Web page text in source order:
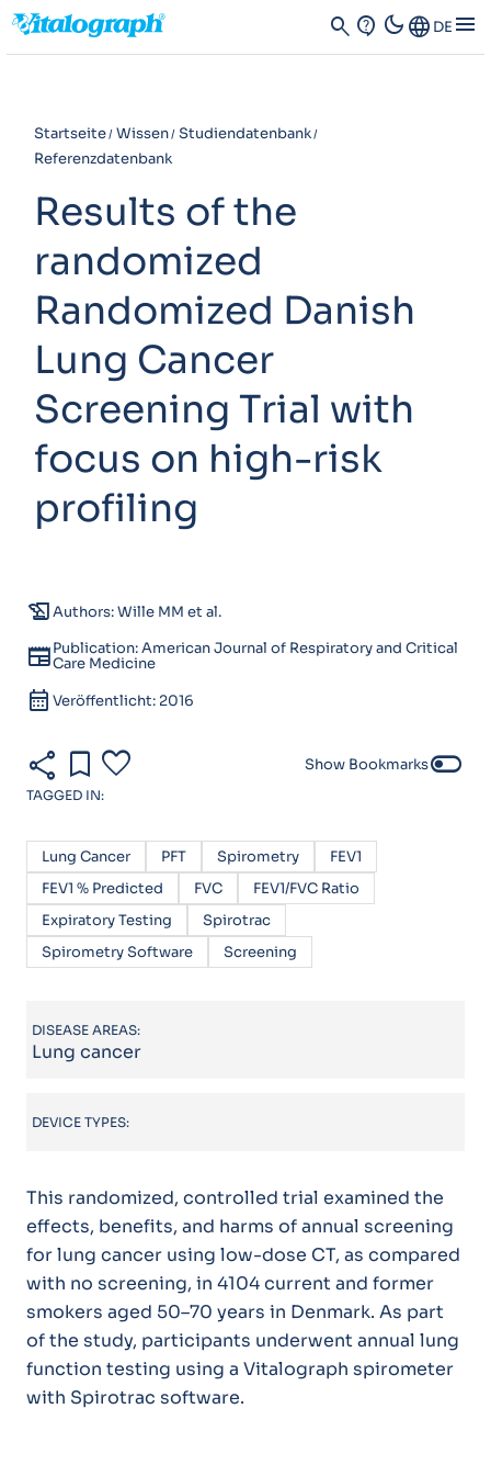
search contact_support dark_modeLanguage DE menu
Startseite Wissen Studiendatenbank
Referenzdatenbank
Results of the
randomized
Randomized Danish
Lung Cancer
Screening Trial with
focus on high-risk
profiling
history_eduAuthors: Wille MM et al.
newspaperPublication: American Journal of Respiratory and Critical
Care Medicine
calendar_month Veröffentlicht: 2016
share bookmark favorite Show Bookmarkstoggle_off
TAGGED IN:
Lung Cancer PFT Spirometry
FEV1
FEV1 % Predicted
FVC
FEV1/FVC Ratio
Expiratory Testing
Spirotrac
Spirometry Software
Screening
DISEASE AREAS:
Lung cancer
DEVICE TYPES:
This randomized, controlled trial examined the
effects, benefits, and harms of annual screening
for lung cancer using low-dose CT, as compared
with no screening, in 4104 current and former
smokers aged 50–70 years in Denmark. As part
of the study, participants underwent annual lung
function testing using a Vitalograph spirometer
with Spirotrac software.